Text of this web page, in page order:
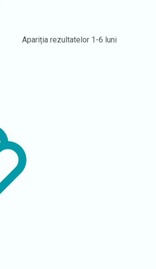
Apariția rezultatelor 1-6 luni